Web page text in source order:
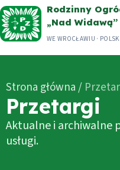
Przejdź
do
treści
Rodzinny
„Nad Widawą”
WE WROCŁAWIU ·
Strona główna/
Przetargi
Aktualne i archiwalne
usługi.